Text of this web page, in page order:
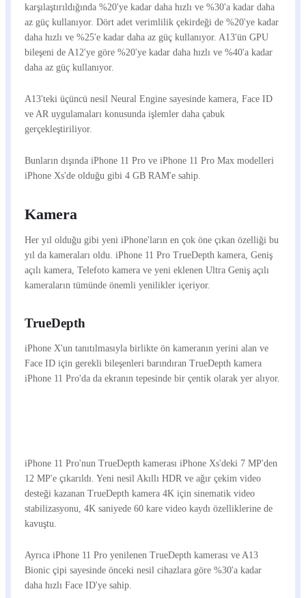
karşılaştırıldığında %20'ye kadar daha hızlı ve %30'a kadar daha
az güç kullanıyor. Dört adet verimlilik çekirdeği de %20'ye kadar
daha hızlı ve %25'e kadar daha az güç kullanıyor. A13'ün GPU
bileşeni de A12'ye göre %20'ye kadar daha hızlı ve %40'a kadar
daha az güç kullanıyor.
A13'teki üçüncü nesil Neural Engine sayesinde kamera, Face ID
ve AR uygulamaları konusunda işlemler daha çabuk
gerçekleştiriliyor.
Bunların dışında iPhone 11 Pro ve iPhone 11 Pro Max modelleri
iPhone Xs'de olduğu gibi 4 GB RAM'e sahip.
Kamera
Her yıl olduğu gibi yeni iPhone'ların en çok öne çıkan özelliği bu
yıl da kameraları oldu. iPhone 11 Pro TrueDepth kamera, Geniş
açılı kamera, Telefoto kamera ve yeni eklenen Ultra Geniş açılı
kameraların tümünde önemli yenilikler içeriyor.
TrueDepth
iPhone X'un tanıtılmasıyla birlikte ön kameranın yerini alan ve
Face ID için gerekli bileşenleri barındıran TrueDepth kamera
iPhone 11 Pro'da da ekranın tepesinde bir çentik olarak yer alıyor.
iPhone 11 Pro'nun TrueDepth kamerası iPhone Xs'deki 7 MP'den
12 MP'e çıkarıldı. Yeni nesil Akıllı HDR ve ağır çekim video
desteği kazanan TrueDepth kamera 4K için sinematik video
stabilizasyonu, 4K saniyede 60 kare video kaydı özelliklerine de
kavuştu.
Ayrıca iPhone 11 Pro yenilenen TrueDepth kamerası ve A13
Bionic çipi sayesinde önceki nesil cihazlara göre %30'a kadar
daha hızlı Face ID'ye sahip.